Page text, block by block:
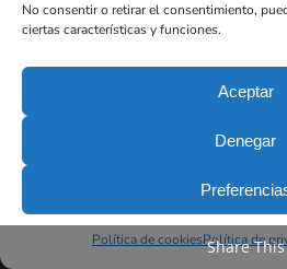
No consentir o retirar el consentimiento,
ciertas características y funciones.
Aceptar
Denegar
Política de cookiesPolítica de
Share This